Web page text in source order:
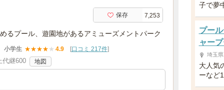
保存 7,253
るプール、遊園地があるアミューズメントパーク
小学生 ★★★★ ★ 4.9 [口コミ 217件]
代継600 地図
子で夢
プー
ャー
埼玉
大人気
ーなど